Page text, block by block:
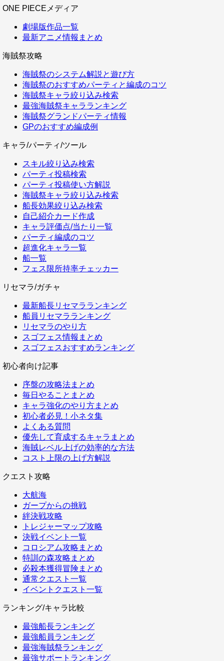
ONE PIECEメディア
劇場版作品一覧
最新アニメ情報まとめ
海賊祭攻略
海賊祭のシステム解説と遊び方
海賊祭のおすすめパーティと編成のコツ
海賊祭キャラ絞り込み検索
最強海賊祭キャラランキング
海賊祭グランドパーティ情報
GPのおすすめ編成例
キャラ/パーティ/ツール
スキル絞り込み検索
パーティ投稿検索
パーティ投稿使い方解説
海賊祭キャラ絞り込み検索
船長効果絞り込み検索
自己紹介カード作成
キャラ評価点/当たり一覧
パーティ編成のコツ
超進化キャラ一覧
船一覧
フェス限所持率チェッカー
リセマラ/ガチャ
最新船長リセマラランキング
船員リセマラランキング
リセマラのやり方
スゴフェス情報まとめ
スゴフェスおすすめランキング
初心者向け記事
序盤の攻略法まとめ
毎日やることまとめ
キャラ強化のやり方まとめ
初心者必見！小ネタ集
よくある質問
優先して育成するキャラまとめ
海賊レベル上げの効率的な方法
コスト上限の上げ方解説
クエスト攻略
大航海
ガープからの挑戦
絆決戦攻略
トレジャーマップ攻略
決戦イベント一覧
コロシアム攻略まとめ
特訓の森攻略まとめ
必殺本獲得冒険まとめ
通常クエスト一覧
イベントクエスト一覧
ランキング/キャラ比較
最強船長ランキング
最強船員ランキング
最強海賊祭ランキング
最強サポートランキング